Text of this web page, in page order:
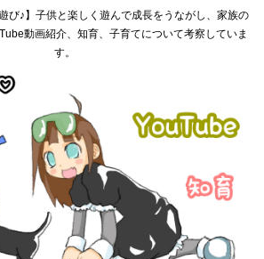
び♪】子供と楽しく遊んで成長をうながし、家族の
動画紹介、知育、子育てについて考察していま
す。